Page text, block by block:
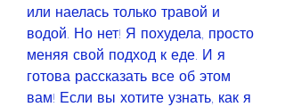
или наелась только травой и
водой. Но нет! Я похудела, просто
меняя свой подход к еде. И я
готова рассказать все об этом
вам! Если вы хотите узнать, как я